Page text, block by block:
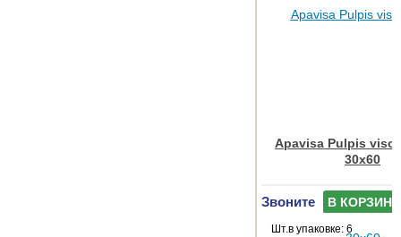
Apavisa Pulpis
30x60
Звоните В КОРЗИНУ
Шт.в упаковке: 6